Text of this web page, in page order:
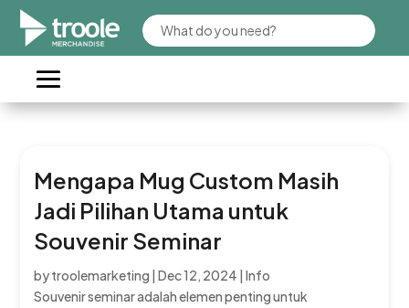
Mengapa Mug Custom Masih
Jadi Pilihan Utama untuk
Souvenir Seminar
bytroolemarketing |Dec 12, 2024 |Info
Souvenir seminar adalah elemen penting untuk